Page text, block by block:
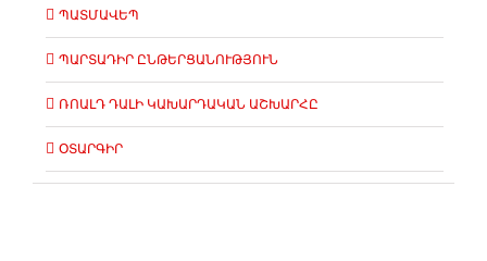
ՊԱՏՄԱՎԵՊ
ՊԱՐՏԱԴԻՐ ԸՆԹԵՐՑԱՆՈՒԹՅՈՒՆ
ՌՈԱԼԴ ԴԱԼԻ ԿԱԽԱՐԴԱԿԱՆ ԱՇԽԱՐՀԸ
ՕՏԱՐԳԻՐ